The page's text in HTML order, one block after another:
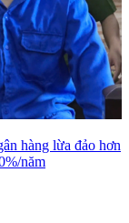
hàng lừa đảo hơn
năm